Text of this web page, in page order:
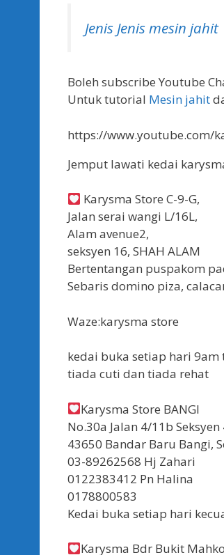
Jenis Jenismesin jahit
Boleh subscribe Youtube
Untuk tutorial Mesin jahit
https://www.youtube.com/
Jemput lawati kedai
Karysma Store C-9-G,
Jalan serai wangi L/16L,
Alam avenue2,
seksyen 16, SHAH ALAM
Bertentangan puspakom
Sebaris domino piza,
Waze:karysma store
kedai buka setiap hari 9am
tiada cuti dan tiada rehat
Karysma Store BANGI
No.30a Jalan 4/11b
43650 Bandar Baru Bangi,
03-89262568 Hj Zahari
0122383412 Pn Halina
0178800583
Kedai buka setiap hari
Karysma Bdr Bukit